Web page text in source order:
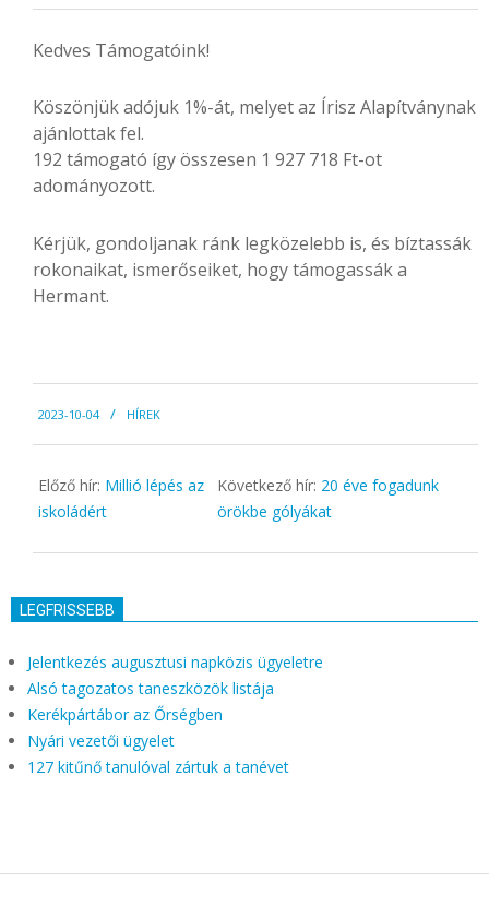
Kedves Támogatóink!
Köszönjük adójuk 1%-át, melyet az Írisz Alapítványnak
ajánlottak fel.
192 támogató így összesen 1 927 718 Ft-ot
adományozott.
Kérjük, gondoljanak ránk legközelebb is, és bíztassák
rokonaikat, ismerőseiket, hogy támogassák a
Hermant.
10-
04
2023-10-04 HÍREK
Előző hír: Millió lépés az
iskoládért
Következő hír: 20 éve fogadunk
örökbe gólyákat
LEGFRISSEBB
Jelentkezés augusztusi napközis ügyeletre
Alsó tagozatos taneszközök listája
Kerékpártábor az Őrségben
Nyári vezetői ügyelet
127 kitűnő tanulóval zártuk a tanévet